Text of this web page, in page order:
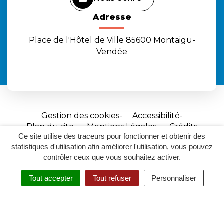
Ce site utilise des traceurs pour fonctionner et obtenir des
statistiques d'utilisation afin améliorer l'utilisation, vous pouvez
contrôler ceux que vous souhaitez activer.
Tout accepter Tout refuser Personnaliser
RECHERCHER
ACCESSIBILITÉ
Adresse
Place de l'Hôtel de Ville 85600 Montaigu-
Vendée
Gestion des cookies
Accessibilité
Plan du site
Mentions Légales
Crédits
Site
réalisé
par
Inovagora